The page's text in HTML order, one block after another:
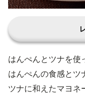
はんぺんとツナを使
はんぺんの食感とツ
ツナに和えたマヨネ